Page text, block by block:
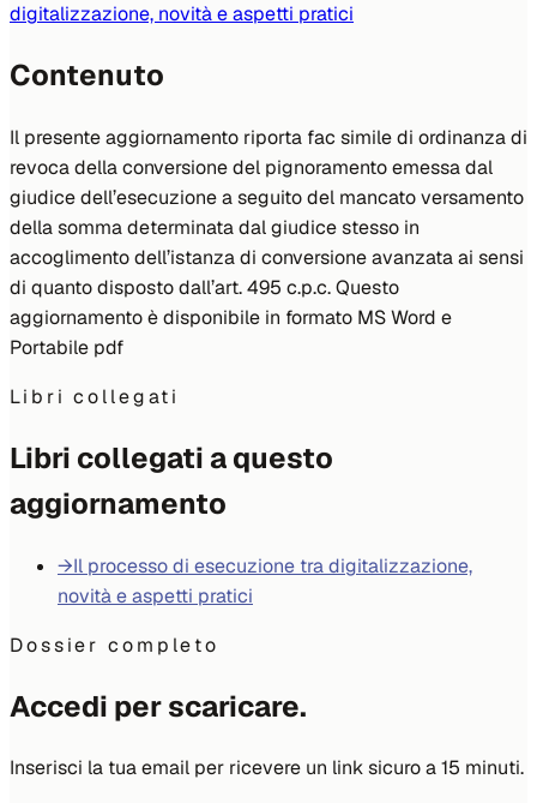
digitalizzazione, novità e aspetti pratici
Contenuto
Il presente aggiornamento riporta fac simile di ordinanza di
revoca della conversione del pignoramento emessa dal
giudice dell’esecuzione a seguito del mancato versamento
della somma determinata dal giudice stesso in
accoglimento dell’istanza di conversione avanzata ai sensi
di quanto disposto dall’art. 495 c.p.c. Questo
aggiornamento è disponibile in formato MS Word e
Portabile pdf
Libri collegati
Libri collegati a questo
aggiornamento
→Il processo di esecuzione tra digitalizzazione,
novità e aspetti pratici
Dossier completo
Accedi per scaricare.
Inserisci la tua email per ricevere un link sicuro a 15 minuti.